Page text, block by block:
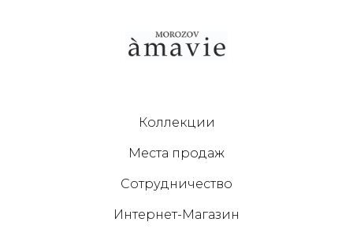
Коллекции
Места продаж
Сотрудничество
Интернет-Магазин